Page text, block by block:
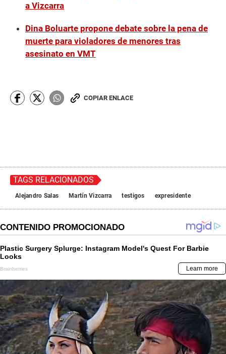
a Vizcarra
Dina Boluarte propone debate sobre la pena de
muerte para violadores de menores tras
asesinato en VMT
COPIAR ENLACE
TAGS RELACIONADOS
Alejandro Salas Martín Vizcarra testigos expresidente